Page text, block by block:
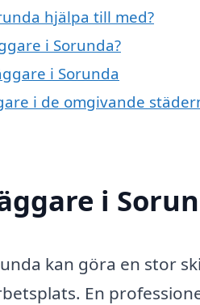
hjälpa till med?
i Sorunda?
i Sorunda
i de omgivande
i
kan göra en stor
En